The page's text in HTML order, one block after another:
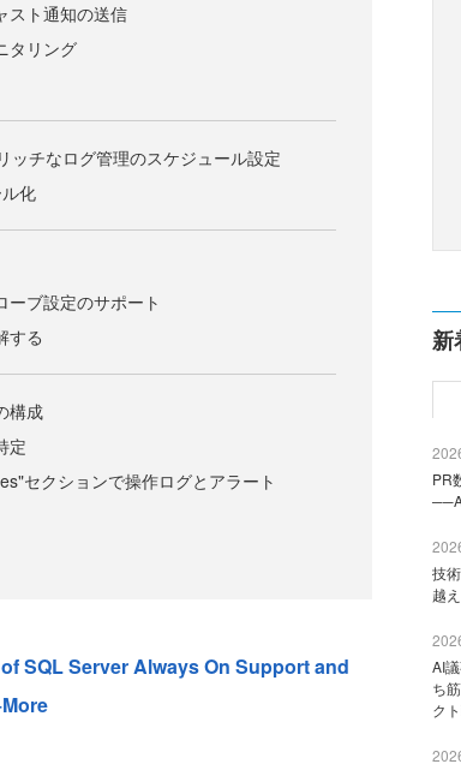
スト通知の送信
タリング
ッチなログ管理のスケジュール設定
化
ーブ設定のサポート
する
構成
定
セクションで操作ログとアラート
SQL Server Always On Support and
新
PR
技
越
AI
ち
ク